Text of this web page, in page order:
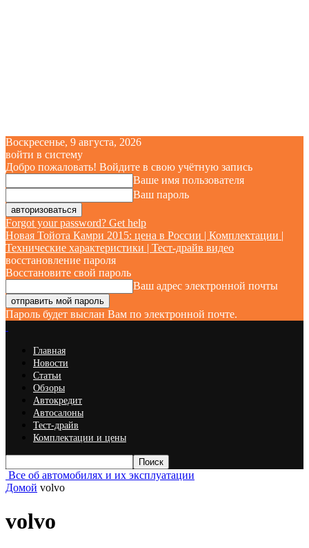
Воскресенье, 9 августа, 2026
войти в систему
Добро пожаловать! Войдите в свою учётную запись
Ваше имя пользователя
Ваш пароль
Forgot your password? Get help
Новая Тойота Камри 2015: цена в России | Комплектации |
Технические характеристики | Тест-драйв видео
восстановление пароля
Восстановите свой пароль
Ваш адрес электронной почты
Пароль будет выслан Вам по электронной почте.
Главная
Новости
Статьи
Обзоры
Автокредит
Автосалоны
Тест-драйв
Комплектации и цены
Все об автомобилях и их эксплуатации
Домой volvo
volvo